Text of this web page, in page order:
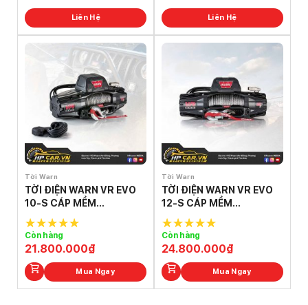
Liên Hệ Liên Hệ
Tời Warn
TỜI ĐIỆN WARN VR EVO
10-S CÁP MỀM
SYNTHETIC (103253)
21.800.000₫
5.0out of
5
Còn hàng
Mua Ngay
Tời Warn
TỜI ĐIỆN WARN VR EVO
12-S CÁP MỀM
SYNTHETIC (103255)
24.800.000₫
5.0out of
5
Còn hàng
Mua Ngay